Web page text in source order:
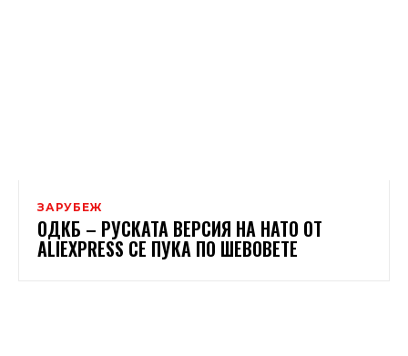
ЗАРУБЕЖ
ОДКБ – РУСКАТА ВЕРСИЯ НА НАТО ОТ
ALIEXPRESS СЕ ПУКА ПО ШЕВОВЕТЕ